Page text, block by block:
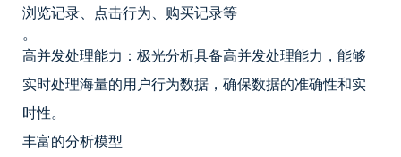
浏览记录、点击行为、购买记录等
。
高并发处理能力：极光分析具备高并发处理能力，能够
实时处理海量的用户行为数据，确保数据的准确性和实
时性。
丰富的分析模型